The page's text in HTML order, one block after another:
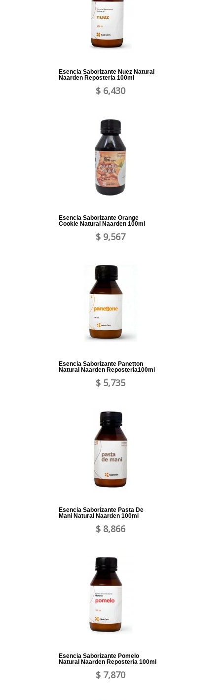
Esencia Saborizante Nuez Natural
Naarden Reposteria 100ml
$ 6,430
Esencia Saborizante Orange
Cookie Natural Naarden 100ml
$ 9,567
Esencia Saborizante Panetton
Natural Naarden Reposteria100ml
$ 5,735
Esencia Saborizante Pasta De
Mani Natural Naarden 100ml
$ 8,866
Esencia Saborizante Pomelo
Natural Naarden Reposteria 100ml
$ 7,870